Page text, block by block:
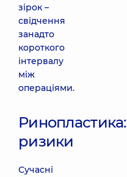
зірок –
свідчення
занадто
короткого
інтервалу
між
операціями.
Ринопластика:
ризики
Сучасні